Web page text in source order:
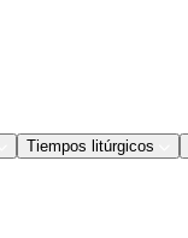
Tiempos litúrgicos